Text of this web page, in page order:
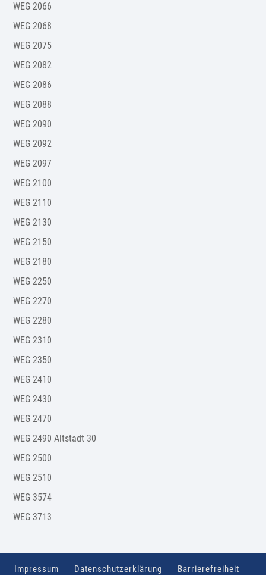
WEG 2066
WEG 2068
WEG 2075
WEG 2082
WEG 2086
WEG 2088
WEG 2090
WEG 2092
WEG 2097
WEG 2100
WEG 2110
WEG 2130
WEG 2150
WEG 2180
WEG 2250
WEG 2270
WEG 2280
WEG 2310
WEG 2350
WEG 2410
WEG 2430
WEG 2470
WEG 2490 Altstadt 30
WEG 2500
WEG 2510
WEG 3574
WEG 3713
Impressum Datenschutzerklärung Barrierefreiheit